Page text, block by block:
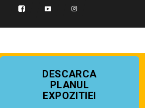
DESCARCA
PLANUL
EXPOZITIEI